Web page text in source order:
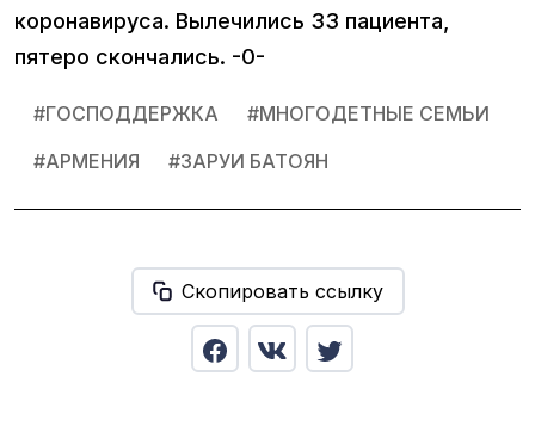
коронавируса. Вылечились 33 пациента,
пятеро скончались. -0-
#ГОСПОДДЕРЖКА #МНОГОДЕТНЫЕ СЕМЬИ
#АРМЕНИЯ #ЗАРУИ БАТОЯН
Скопировать ссылку